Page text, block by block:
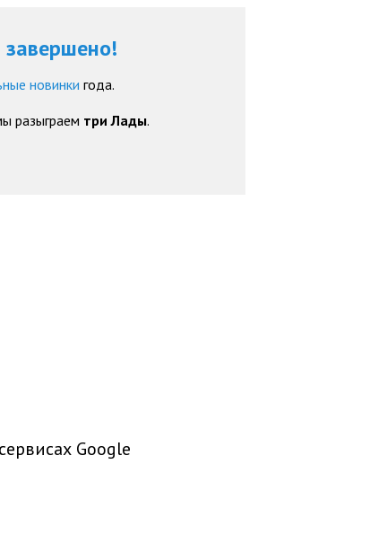
завершено!
новинки года.
разыграем три Лады.
сервисах Google